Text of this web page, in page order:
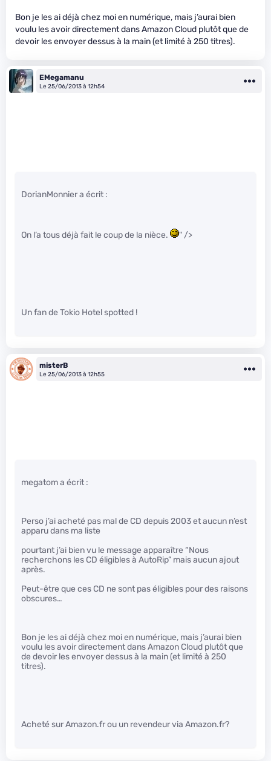
Bon je les ai déjà chez moi en numérique, mais j’aurai bien
voulu les avoir directement dans Amazon Cloud plutôt que de
devoir les envoyer dessus à la main (et limité à 250 titres).
EMegamanu
Le 25/06/2013 à 12h54
DorianMonnier a écrit :
On l’a tous déjà fait le coup de la nièce. " />
Un fan de Tokio Hotel spotted !
misterB
Le 25/06/2013 à 12h55
megatom a écrit :
Perso j’ai acheté pas mal de CD depuis 2003 et aucun n’est
apparu dans ma liste
pourtant j’ai bien vu le message apparaître “Nous
recherchons les CD éligibles à AutoRip” mais aucun ajout
après.
Peut-être que ces CD ne sont pas éligibles pour des raisons
obscures…
Bon je les ai déjà chez moi en numérique, mais j’aurai bien
voulu les avoir directement dans Amazon Cloud plutôt que
de devoir les envoyer dessus à la main (et limité à 250
titres).
Acheté sur Amazon.fr ou un revendeur via Amazon.fr?